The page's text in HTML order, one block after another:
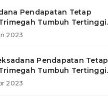
Pendapatan Tetap
Tumbuh Tertinggi
2023
Pendapatan Tetap
Tumbuh Tertinggi
2023